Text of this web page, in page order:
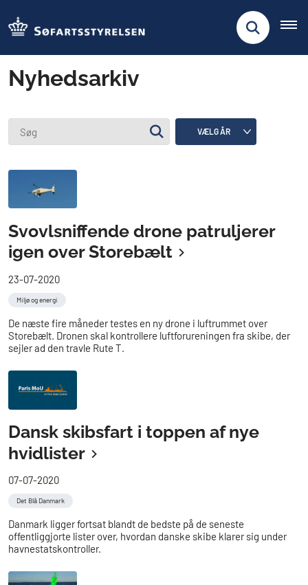
Nyhedsarkiv
Svovlsniffende drone patruljerer
igen over Storebælt
23-07-2020
Miljø og energi
De næste fire måneder testes en ny drone i luftrummet over
Storebælt. Dronen skal kontrollere luftforureningen fra skibe, der
sejler ad den travle Rute T.
Dansk skibsfart i toppen af nye
hvidlister
07-07-2020
Det Blå Danmark
Danmark ligger fortsat blandt de bedste på de seneste
offentliggjorte lister over, hvordan danske skibe klarer sig under
havnestatskontroller.